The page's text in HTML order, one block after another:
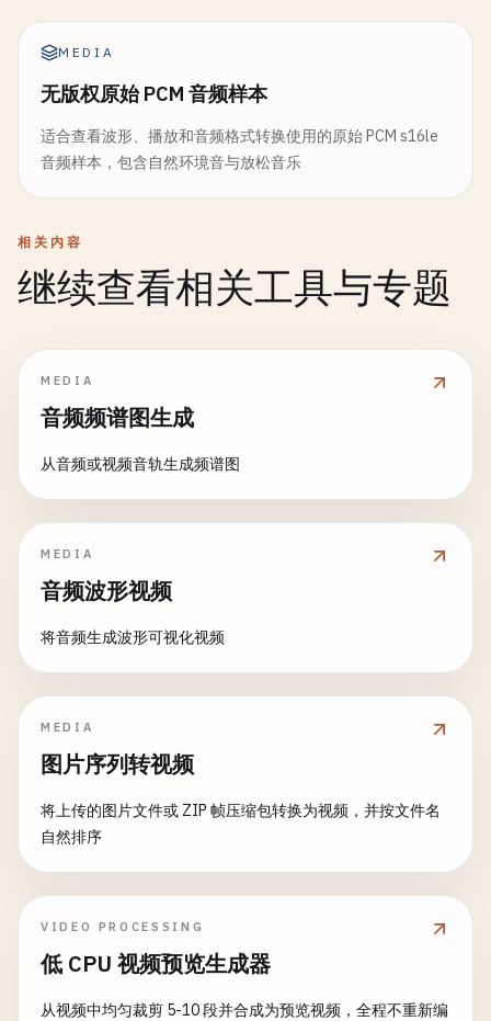
MEDIA
无版权原始 PCM 音频样本
适合查看波形、播放和音频格式转换使用的原始 PCM s16le
音频样本，包含自然环境音与放松音乐
相关内容
继续查看相关工具与专题
MEDIA
音频频谱图生成
从音频或视频音轨生成频谱图
MEDIA
音频波形视频
将音频生成波形可视化视频
MEDIA
图片序列转视频
将上传的图片文件或 ZIP 帧压缩包转换为视频，并按文件名
自然排序
VIDEO PROCESSING
低 CPU 视频预览生成器
从视频中均匀裁剪 5-10 段并合成为预览视频，全程不重新编